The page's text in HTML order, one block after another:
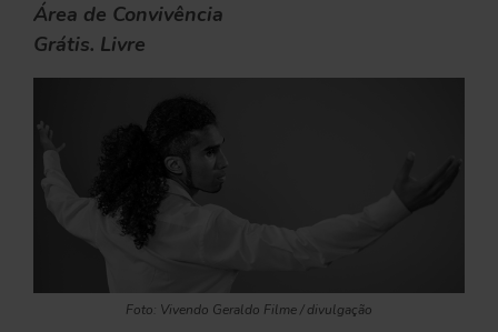
Área de Convivência
Grátis. Livre
Foto: Vivendo Geraldo Filme / divulgação